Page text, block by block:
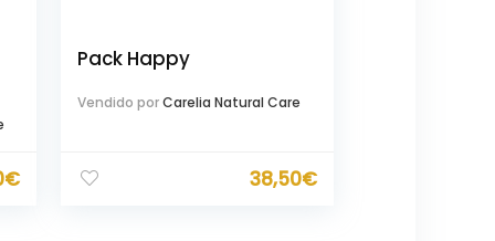
€
Pack Happy
Vendido porCarelia Natural Care
38,50€